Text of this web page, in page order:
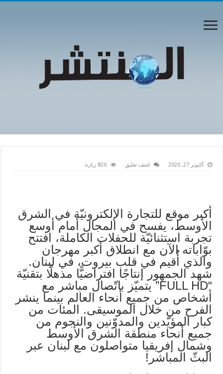
أكتوبر 27, 2020 اضف تعليق 820 زيارة
أكبر موقع للتجارة الإلكترونيّة في الشرق
الأوسط، يفسح في المجال أمام أوسع
تجربة استثنائيّة للحفلات الكاملة، افتتح
بوّاباته الآن مع انطلاق أكبر مهرجان
والذي أُقيم في قلب بيروت، في لبنان.
شهد الجمهور إنتاجًا افتراضيًّا مذهلًا بتقنيّة
“FULL HD” يتميّز باتّصال مباشر مع
أشخاص من جميع أنحاء العالم بينما ينشر
الفرح من خلال الموسيقى. المئات من
كبار المؤيّدين والمدوّنين والنجوم من
جميع أنحاء منطقة الشرق الأوسط
وشمال إفريقيا متواصلون مع لبنان عبر
البثّ المباشر!